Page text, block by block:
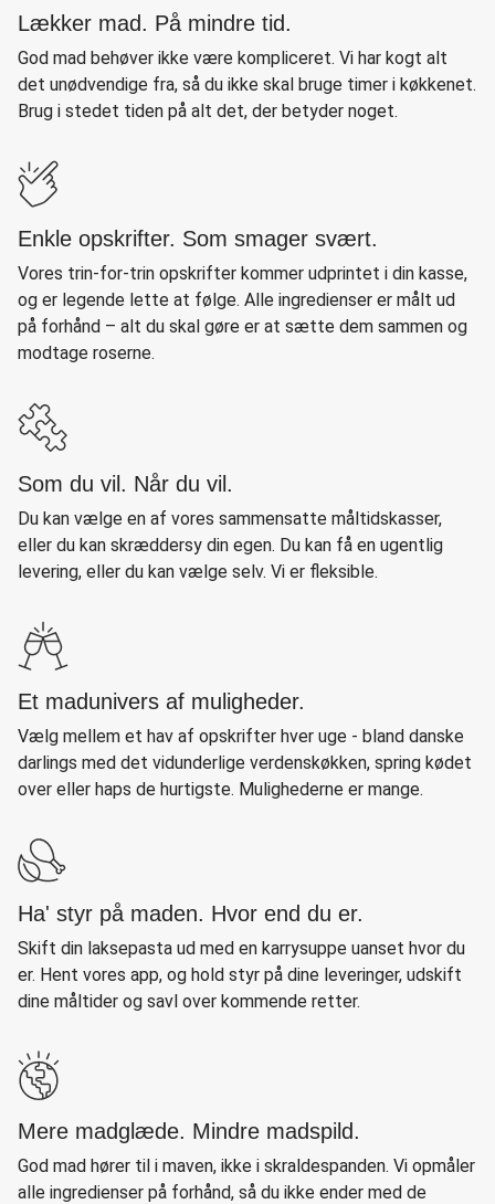
Lækker mad. På mindre tid.
God mad behøver ikke være kompliceret. Vi har kogt alt
det unødvendige fra, så du ikke skal bruge timer i køkkenet.
Brug i stedet tiden på alt det, der betyder noget.
Enkle opskrifter. Som smager svært.
Vores trin-for-trin opskrifter kommer udprintet i din kasse,
og er legende lette at følge. Alle ingredienser er målt ud
på forhånd – alt du skal gøre er at sætte dem sammen og
modtage roserne.
Som du vil. Når du vil.
Du kan vælge en af vores sammensatte måltidskasser,
eller du kan skræddersy din egen. Du kan få en ugentlig
levering, eller du kan vælge selv. Vi er fleksible.
Et madunivers af muligheder.
Vælg mellem et hav af opskrifter hver uge - bland danske
darlings med det vidunderlige verdenskøkken, spring kødet
over eller haps de hurtigste. Mulighederne er mange.
Ha' styr på maden. Hvor end du er.
Skift din laksepasta ud med en karrysuppe uanset hvor du
er. Hent vores app, og hold styr på dine leveringer, udskift
dine måltider og savl over kommende retter.
Mere madglæde. Mindre madspild.
God mad hører til i maven, ikke i skraldespanden. Vi opmåler
alle ingredienser på forhånd, så du ikke ender med de